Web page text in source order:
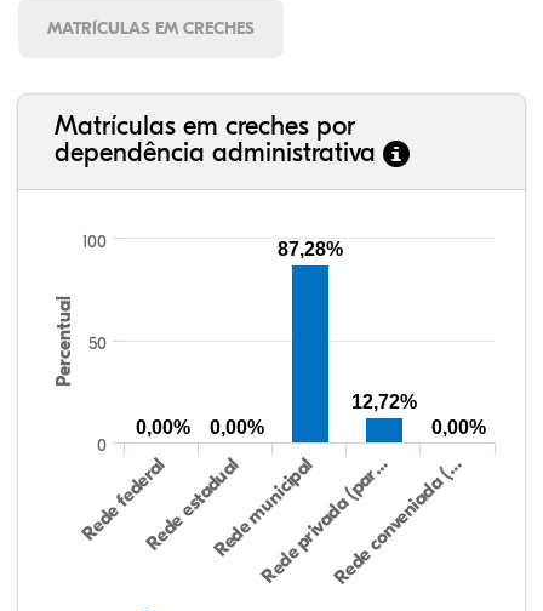
MATRÍCULAS EM CRECHES
Matrículas em creches por
dependência administrativa
Percentual
Rede federalRede estadualRede municipal
Rede privada (par…Rede conveniada (…
0
50
100
0,00% 0,00%
87,28%
12,72%
0,00%